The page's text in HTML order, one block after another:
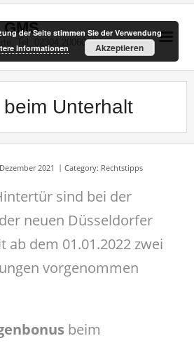
Tel: 02304.20060, info(at)kanzlei-
Unterhalt
2021 Category: Rechtstipps
sind bei der
neuen Düsseldorfer
ab dem 01.01.2022 zwei
vorgenommen
beim
der Seite stimmen Sie der Verwendung
Informationen Akzeptieren